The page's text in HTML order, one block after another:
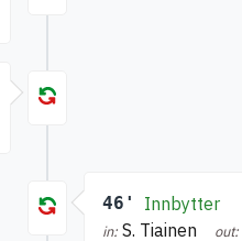
46' Innbytter
in: S. Tiainen out: